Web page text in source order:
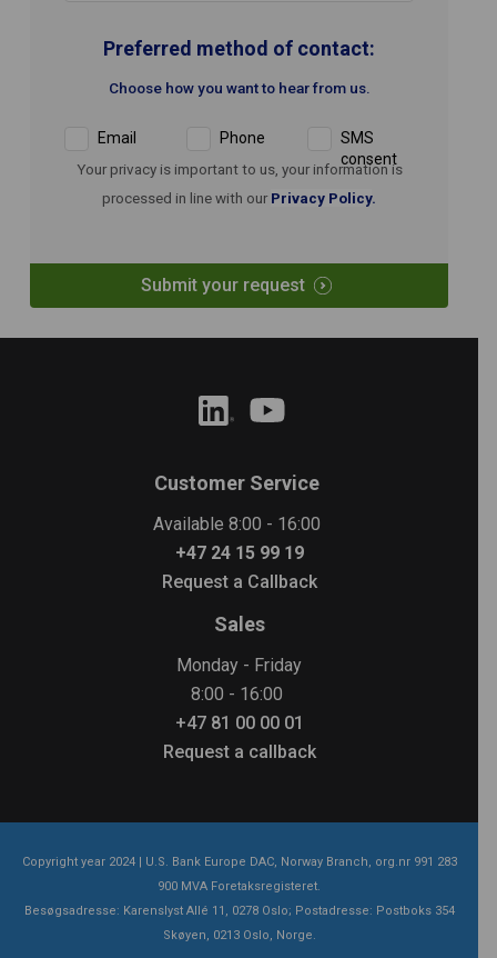
Preferred method of contact:
Choose how you want to hear from us.
Email Phone
SMS
consent
Your privacy is important to us, your information is
processed in line with ourPrivacy Policy.
Submit your request
Customer Service
Available 8:00 - 16:00
+47 24 15 99 19
Request a Callback
Sales
Monday - Friday
8:00 - 16:00
+47 81 00 00 01
Request a callback
Copyright year 2024 | U.S. Bank Europe DAC, Norway Branch, org.nr 991 283
900 MVA Foretaksregisteret.
Besøgsadresse: Karenslyst Allé 11, 0278 Oslo; Postadresse: Postboks 354
Skøyen, 0213 Oslo, Norge.